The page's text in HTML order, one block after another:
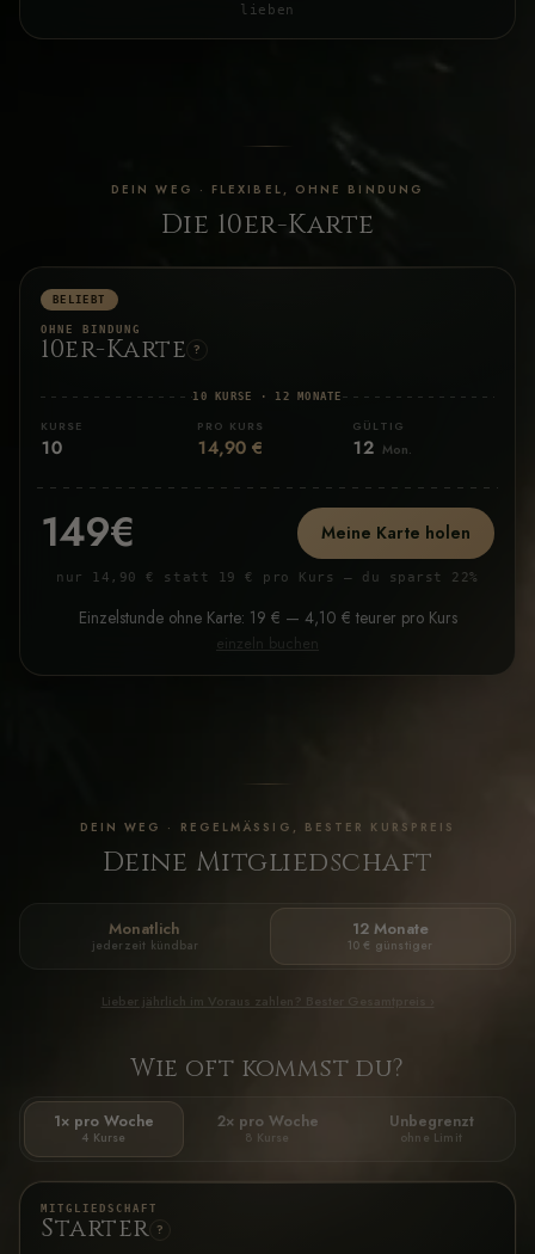
lieben
DEIN WEG · FLEXIBEL, OHNE BINDUNG
Die 10er-Karte
BELIEBT
OHNE BINDUNG
10 KURSE · 12 MONATE
KURSE
10
PRO KURS
14,90 €
GÜLTIG
12 Mon.
10er-Karte ?
149€
nur 14,90 € statt 19 € pro Kurs — du sparst 22%
Meine Karte holen
Einzelstunde ohne Karte: 19 € — 4,10 € teurer pro Kurs
einzeln buchen
DEIN WEG · REGELMÄSSIG, BESTER KURSPREIS
Deine Mitgliedschaft
Monatlich
jederzeit kündbar
12 Monate
10 € günstiger
Lieber jährlich im Voraus zahlen? Bester Gesamtpreis ›
Wie oft kommst du?
1× pro Woche
4 Kurse
2× pro Woche
8 Kurse
Unbegrenzt
ohne Limit
MITGLIEDSCHAFT
Starter ?